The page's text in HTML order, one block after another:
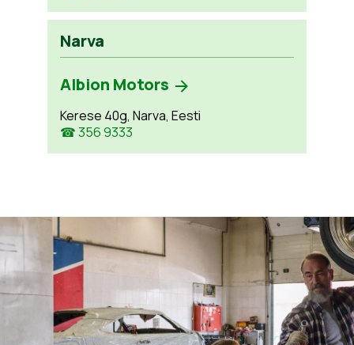
Narva
Albion Motors
Kerese 40g, Narva, Eesti
☎ 356 9333